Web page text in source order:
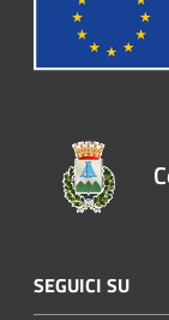
SEGUICI SU